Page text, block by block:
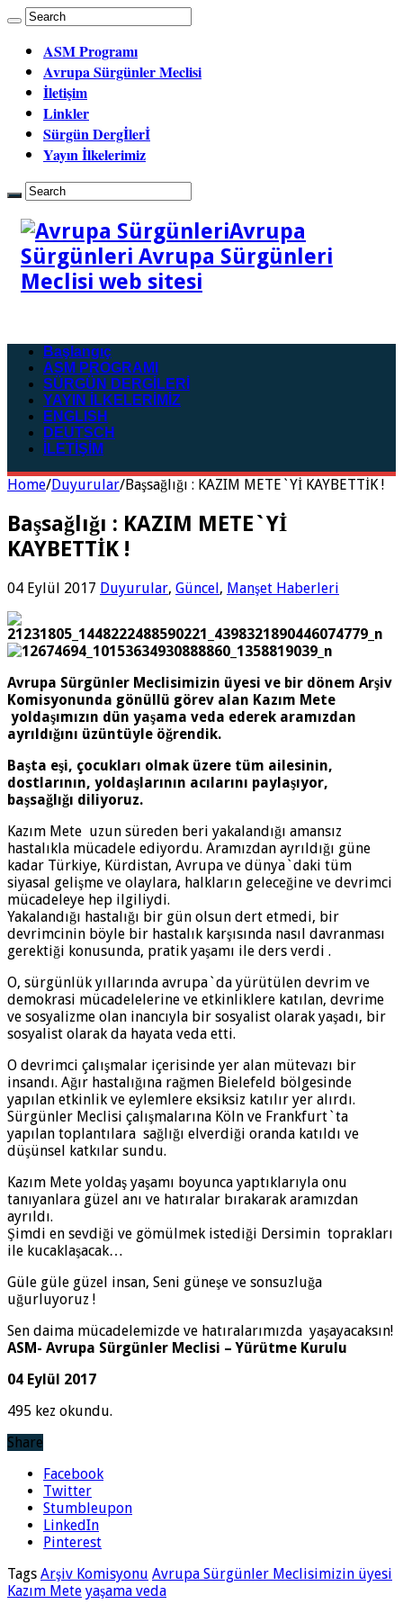
ASM Programı
Avrupa Sürgünler Meclisi
İletişim
Linkler
Sürgün Dergİlerİ
Yayın İlkelerimiz
Avrupa
Sürgünleri Avrupa Sürgünleri
Meclisi web sitesi
Başlangıç
ASM PROGRAMI
SÜRGÜN DERGİLERİ
YAYIN İLKELERİMİZ
ENGLISH
DEUTSCH
İLETİŞİM
Home/Duyurular/Başsağlığı : KAZIM METE`Yİ KAYBETTİK !
Başsağlığı : KAZIM METE`Yİ
KAYBETTİK !
04 Eylül 2017 Duyurular, Güncel, Manşet Haberleri
Avrupa Sürgünler Meclisimizin üyesi ve bir dönem Arşiv
Komisyonunda gönüllü görev alan Kazım Mete
yoldaşımızın dün yaşama veda ederek aramızdan
ayrıldığını üzüntüyle öğrendik.
Başta eşi, çocukları olmak üzere tüm ailesinin,
dostlarının, yoldaşlarının acılarını paylaşıyor,
başsağlığı diliyoruz.
Kazım Mete uzun süreden beri yakalandığı amansız
hastalıkla mücadele ediyordu. Aramızdan ayrıldığı güne
kadar Türkiye, Kürdistan, Avrupa ve dünya`daki tüm
siyasal gelişme ve olaylara, halkların geleceğine ve devrimci
mücadeleye hep ilgiliydi.
Yakalandığı hastalığı bir gün olsun dert etmedi, bir
devrimcinin böyle bir hastalık karşısında nasıl davranması
gerektiği konusunda, pratik yaşamı ile ders verdi .
O, sürgünlük yıllarında avrupa`da yürütülen devrim ve
demokrasi mücadelelerine ve etkinliklere katılan, devrime
ve sosyalizme olan inancıyla bir sosyalist olarak yaşadı, bir
sosyalist olarak da hayata veda etti.
O devrimci çalışmalar içerisinde yer alan mütevazı bir
insandı. Ağır hastalığına rağmen Bielefeld bölgesinde
yapılan etkinlik ve eylemlere eksiksiz katılır yer alırdı.
Sürgünler Meclisi çalışmalarına Köln ve Frankfurt`ta
yapılan toplantılara sağlığı elverdiği oranda katıldı ve
düşünsel katkılar sundu.
Kazım Mete yoldaş yaşamı boyunca yaptıklarıyla onu
tanıyanlara güzel anı ve hatıralar bırakarak aramızdan
ayrıldı.
Şimdi en sevdiği ve gömülmek istediği Dersimin toprakları
ile kucaklaşacak…
Güle güle güzel insan, Seni güneşe ve sonsuzluğa
uğurluyoruz !
Sen daima mücadelemizde ve hatıralarımızda yaşayacaksın!
ASM- Avrupa Sürgünler Meclisi – Yürütme Kurulu
04 Eylül 2017
495 kez okundu.
Share
Facebook
Twitter
Stumbleupon
LinkedIn
Pinterest
Tags Arşiv Komisyonu Avrupa Sürgünler Meclisimizin üyesi
Kazım Mete yaşama veda